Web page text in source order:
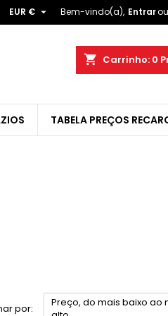
Bem-vindo(a), Entrarou
EUR € 
shopping_cart Carrinho: 0
TABELA PREÇOS
por:
Preço, do mais baixo ao